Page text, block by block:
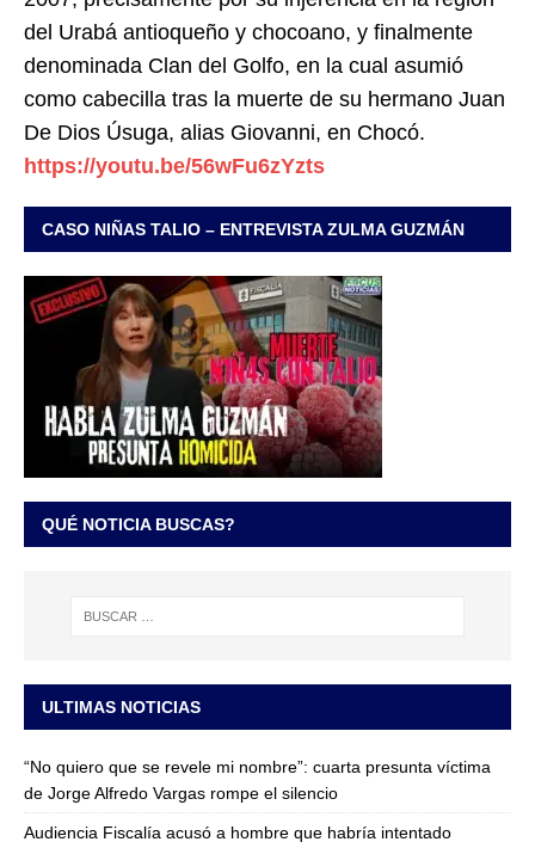
del Urabá antioqueño y chocoano, y finalmente
denominada Clan del Golfo, en la cual asumió
como cabecilla tras la muerte de su hermano Juan
De Dios Úsuga, alias Giovanni, en Chocó.
https://youtu.be/56wFu6zYzts
CASO NIÑAS TALIO – ENTREVISTA ZULMA GUZMÁN
QUÉ NOTICIA BUSCAS?
ULTIMAS NOTICIAS
“No quiero que se revele mi nombre”: cuarta presunta víctima
de Jorge Alfredo Vargas rompe el silencio
Audiencia Fiscalía acusó a hombre que habría intentado